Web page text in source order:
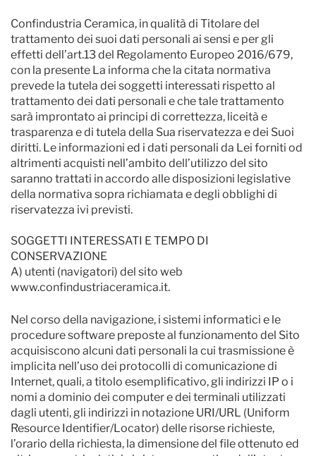
Confindustria Ceramica, in qualità di Titolare del
trattamento dei suoi dati personali ai sensi e per gli
effetti dell’art.13 del Regolamento Europeo 2016/679,
con la presente La informa che la citata normativa
prevede la tutela dei soggetti interessati rispetto al
trattamento dei dati personali e che tale trattamento
sarà improntato ai principi di correttezza, liceità e
trasparenza e di tutela della Sua riservatezza e dei Suoi
diritti. Le informazioni ed i dati personali da Lei forniti od
altrimenti acquisti nell’ambito dell’utilizzo del sito
saranno trattati in accordo alle disposizioni legislative
della normativa sopra richiamata e degli obblighi di
riservatezza ivi previsti.
SOGGETTI INTERESSATI E TEMPO DI
CONSERVAZIONE
A) utenti (navigatori) del sito web
www.confindustriaceramica.it.
Nel corso della navigazione, i sistemi informatici e le
procedure software preposte al funzionamento del Sito
acquisiscono alcuni dati personali la cui trasmissione è
implicita nell’uso dei protocolli di comunicazione di
Internet, quali, a titolo esemplificativo, gli indirizzi IP o i
nomi a dominio dei computer e dei terminali utilizzati
dagli utenti, gli indirizzi in notazione URI/URL (Uniform
Resource Identifier/Locator) delle risorse richieste,
l’orario della richiesta, la dimensione del file ottenuto ed